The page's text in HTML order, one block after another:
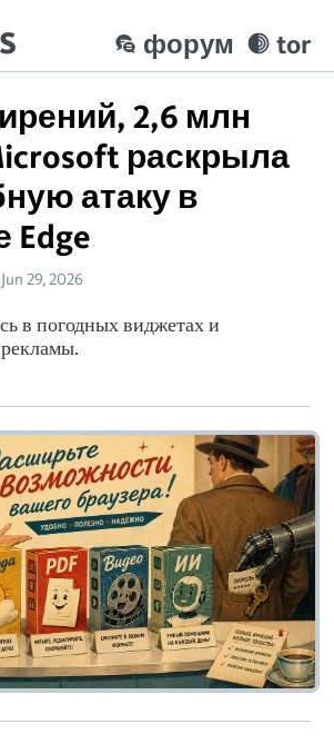
tor
форум
2,6 млн
раскрыла
атаку в
Edge
Jun 29, 2026
в погодных виджетах и